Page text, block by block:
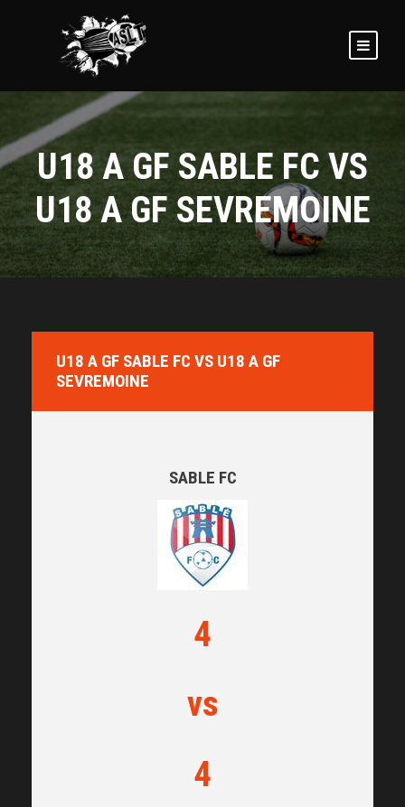
U18 A GF SABLE FC VS
U18 A GF SEVREMOINE
U18 A GF SABLE FC VS U18 A GF
SEVREMOINE
SABLE FC
4
vs
4